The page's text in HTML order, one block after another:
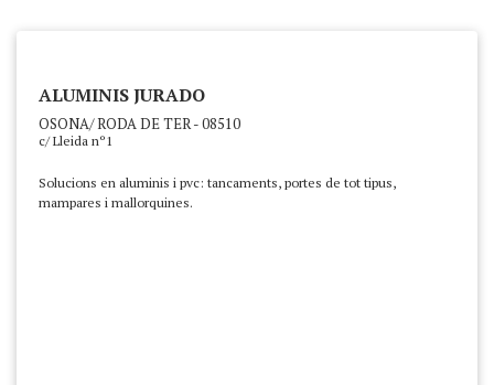
ALUMINIS JURADO
OSONA/ RODA DE TER - 08510
c/ Lleida nº1
Solucions en aluminis i pvc: tancaments, portes de tot tipus,
mampares i mallorquines.